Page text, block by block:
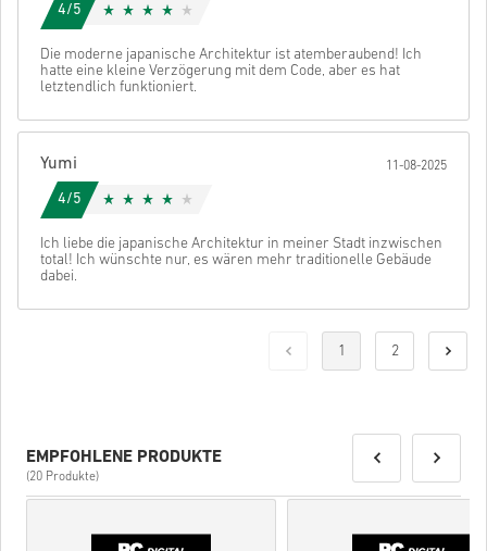
4/5
Die moderne japanische Architektur ist atemberaubend! Ich
hatte eine kleine Verzögerung mit dem Code, aber es hat
letztendlich funktioniert.
Yumi 11-08-2025
4/5
Ich liebe die japanische Architektur in meiner Stadt inzwischen
total! Ich wünschte nur, es wären mehr traditionelle Gebäude
dabei.
1 2
EMPFOHLENE PRODUKTE
(20 Produkte)